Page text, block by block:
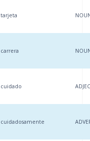
tarjeta
carrera
cuidado
cuidadosamente